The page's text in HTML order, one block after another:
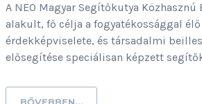
A NEO Magyar Segítőkutya Közhasznú
alakult, fő célja a fogyatékossággal
érdekképviselete, és társadalmi
elősegítése speciálisan képzett